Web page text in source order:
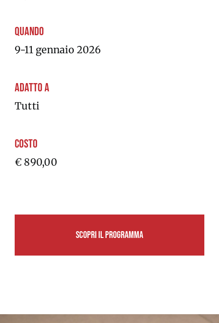
Quando
9-11 gennaio 2026
Adatto a
Tutti
Costo
€ 890,00
SCOPRI IL PROGRAMMA